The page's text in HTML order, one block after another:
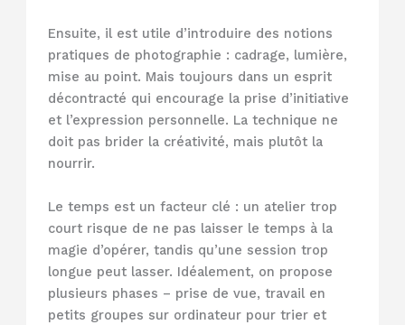
Ensuite, il est utile d’introduire des notions
pratiques de photographie : cadrage, lumière,
mise au point. Mais toujours dans un esprit
décontracté qui encourage la prise d’initiative
et l’expression personnelle. La technique ne
doit pas brider la créativité, mais plutôt la
nourrir.
Le temps est un facteur clé : un atelier trop
court risque de ne pas laisser le temps à la
magie d’opérer, tandis qu’une session trop
longue peut lasser. Idéalement, on propose
plusieurs phases – prise de vue, travail en
petits groupes sur ordinateur pour trier et